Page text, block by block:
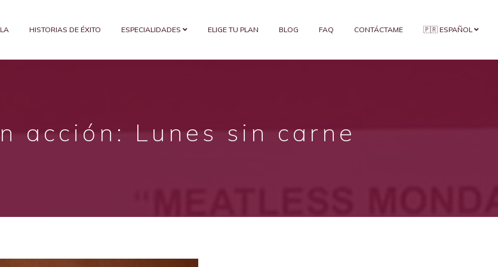
HISTORIAS DE ÉXITO ESPECIALIDADES ELIGE TU PLAN BLOG FAQ CONTÁCTAME 🇵🇷 ESPAÑOL
acción: Lunes sin carne